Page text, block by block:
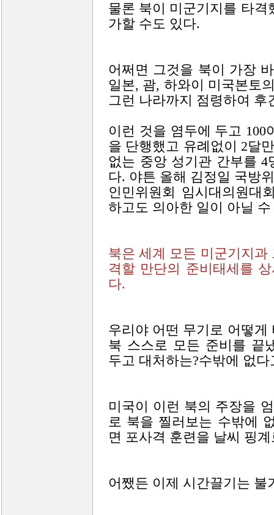
물론 북이 미군기지를 타
가할 수도 있다.
어쩌면 그것을 북이 가장
일본, 괌, 하와이 미국본토
그런 나라까지 점령하여 후
이런 것을 염두에 두고
을 단행했고 유례없이 2달
없는 중앙 성기관 간부를
다. 야튼 올해 김정일 국방
인민위원회 임시대의원대
하고도 의아한 일이 아닐
북은 세계 모든 미군기지
격할 만단의 준비태세를
다.
우리야 어떤 무기로 어떻
북 스스로 모든 준비를 끝
두고 대처하는?수밖에 없다
미국이 이런 북의 주장을
로 북을 찔러보는 수밖에
면 포사격 훈련을 날씨 핑
어쨌든 이제 시간끌기는